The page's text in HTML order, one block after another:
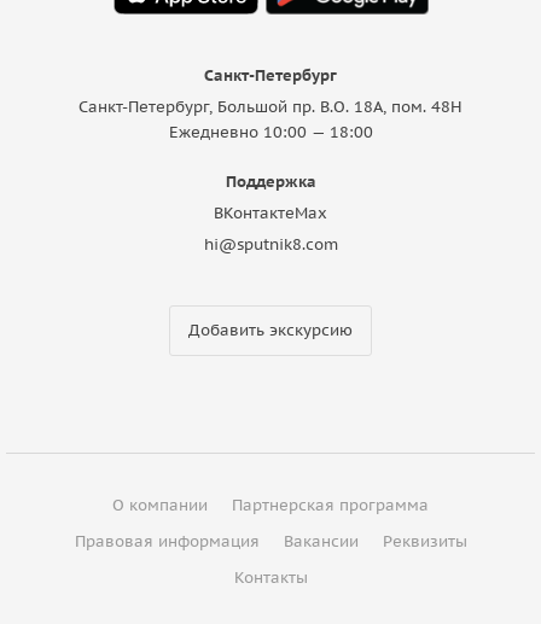
Санкт-Петербург
Санкт-Петербург, Большой пр. В.О. 18A, пом. 48Н
Ежедневно 10:00 — 18:00
Поддержка
ВКонтактеMax
hi@sputnik8.com
Добавить экскурсию
О компании
Партнерская программа
Правовая информация
Вакансии
Реквизиты
Контакты